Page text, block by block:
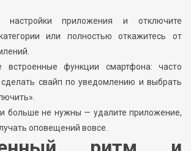
настройки приложения и отключите
или полностью откажитесь от
встроенные функции смартфона: часто
сделать свайп по уведомлению и выбрать
больше не нужны — удалите приложение,
оповещений вовсе.